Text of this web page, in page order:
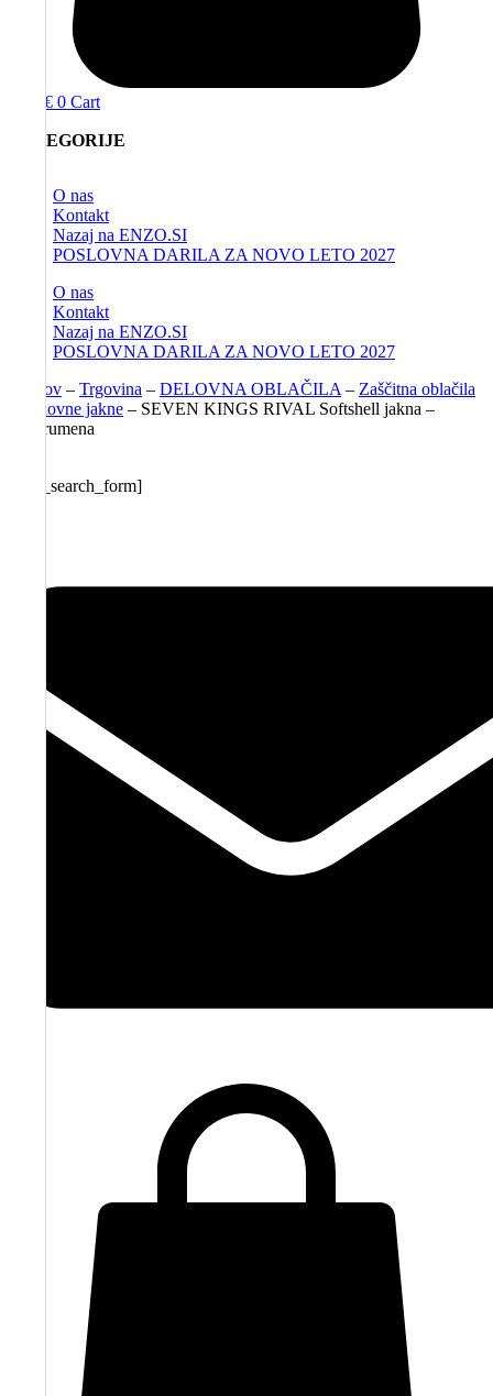
€ 0 Cart
KATEGORIJE
O nas
Kontakt
Nazaj na ENZO.SI
POSLOVNA DARILA ZA NOVO LETO 2027
O nas
Kontakt
Nazaj na ENZO.SI
POSLOVNA DARILA ZA NOVO LETO 2027
Domov – Trgovina – DELOVNA OBLAČILA – Zaščitna oblačila
Delovne jakne – SEVEN KINGS RIVAL Softshell jakna –
črna/rumena
[aws_search_form]